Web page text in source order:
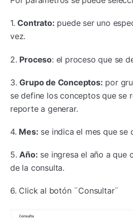
1.Contrato: puede ser uno
vez.
2. Proceso: el proceso que se
3.Grupo de Conceptos: por
se define los conceptos que se
reporte a generar.
4. Mes: se indica el mes que se
5.Año: se ingresa el año a que
de la consulta.
6. Click al botón ¨Consultar¨